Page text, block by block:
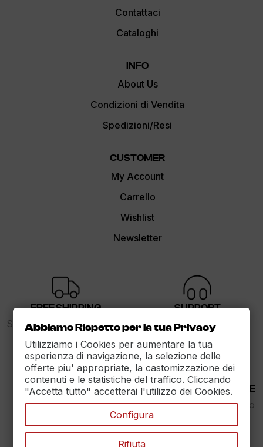
Contattaci
Cataloghi
INFO
About Us
Condizioni di Vendita
Spedizioni/Resi
CUSTOMER
My Account
Carrello
Wishlist
Newsletter
FREE SHIPPING
Spedizione gratuita sopra i
SUPPORT
dalle 9 alle 17
30 DAYS RETURN
Reso Garantito entro
100% PAYMENT SECURE
Assicuriamo il pagamento
Abbiamo Rispetto per la tua Privacy
Utilizziamo i Cookies per aumentare la tua
esperienza di navigazione, la selezione delle
offerte piu' appropriate, la castomizzazione dei
contenuti e le statistiche del traffico. Cliccando
"Accetta tutto" accetterai l'utilizzo dei Cookies.
Configura
Rifiuta